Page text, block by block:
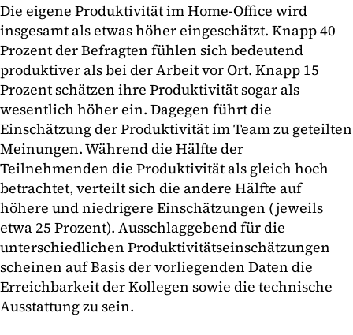
Die eigene Produktivität im Home-Office wird
insgesamt als etwas höher eingeschätzt. Knapp 40
Prozent der Befragten fühlen sich bedeutend
produktiver als bei der Arbeit vor Ort. Knapp 15
Prozent schätzen ihre Produktivität sogar als
wesentlich höher ein. Dagegen führt die
Einschätzung der Produktivität im Team zu geteilten
Meinungen. Während die Hälfte der
Teilnehmenden die Produktivität als gleich hoch
betrachtet, verteilt sich die andere Hälfte auf
höhere und niedrigere Einschätzungen (jeweils
etwa 25 Prozent). Ausschlaggebend für die
unterschiedlichen Produktivitätseinschätzungen
scheinen auf Basis der vorliegenden Daten die
Erreichbarkeit der Kollegen sowie die technische
Ausstattung zu sein.